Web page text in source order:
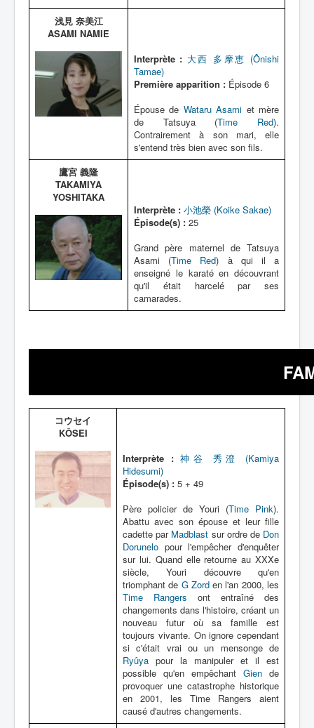
浅見 奈美江
ASAMI NAMIE
Interprète : 大西 多摩恵 (Ônishi
Tamae)
Première apparition : Épisode 6
Épouse de Wataru Asami et mère
de Tatsuya (Time Red).
Contrairement à son mari, elle
s'entend très bien avec son fils.
鷹宮 義隆
TAKAMIYA
YOSHITAKA
Interprète : 小池榮 (Koike Sakae)
Épisode(s) : 25
Grand père maternel de Tatsuya
Asami (Time Red) à qui il a
enseigné le karaté en découvrant
qu'il était harcelé par ses
camarades.
コウセイ
KÔSEI
Interprète : 神谷 秀澄 (Kamiya
Hidesumi)
Épisode(s) : 5 + 49
Père policier de Youri (Time Pink).
Abattu avec son épouse et leur fille
cadette par Madblast sur ordre de Don
Dorunelo pour l'empêcher d'enquêter
sur lui. Quand elle retourne au XXXe
siècle, Youri découvre qu'en
triomphant de G Zorden l'an 2000, les
Time Rangers ont entraîné des
changements dans l'histoire, créant un
nouveau futur où sa famille est
toujours vivante. On ignore cependant
si c'était vrai ou un mensonge de
Ryûya pour la manipuler et il est
possible qu'en empêchant Gien de
provoquer une catastrophe historique
en 2001, les Time Rangers aient
causé d'autres changements.